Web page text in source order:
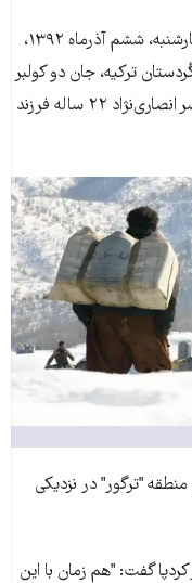
به گزارش آژانس خبررسانی کُردپا، عصر روز چهارشنبه، ششم آذرماه ۱۳۹۲،
ترکیه، جان دو کولبر
با نام فرهنگ فتاحی ١٧ ساله فرزند نایب و یاسر انصاری‌نژاد ٢٢ ساله فرزند
منطقه "ترگور" در نزدیکی
گفت: "هم زمان با این